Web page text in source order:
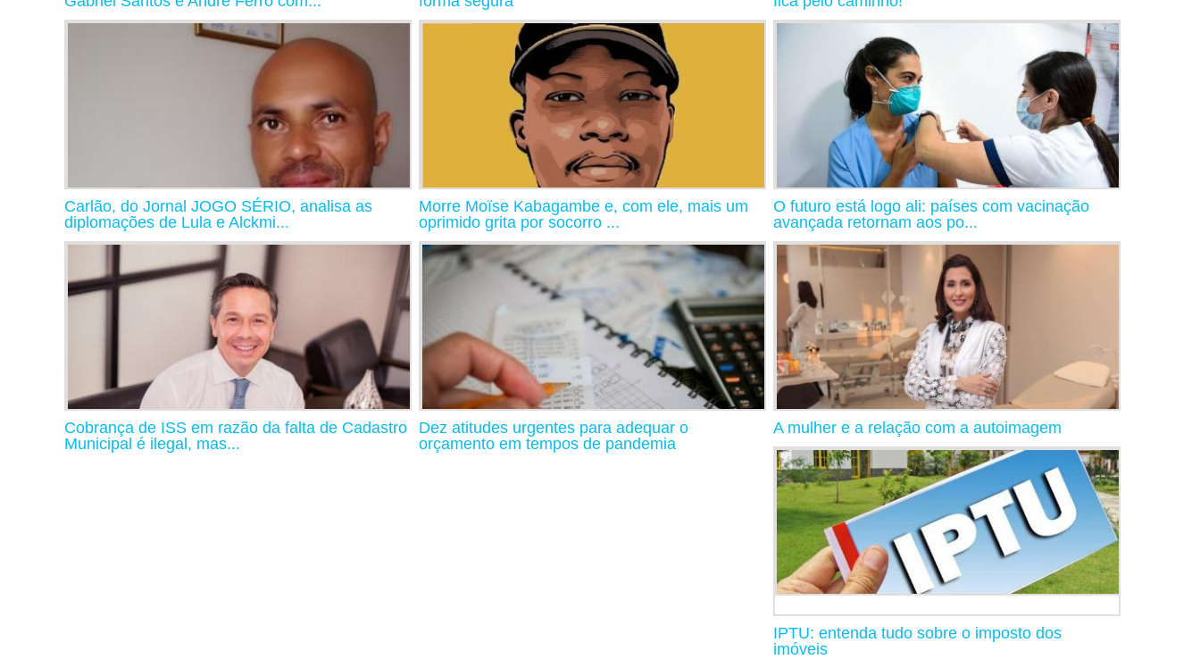
Carlão, do Jornal JOGO SÉRIO, analisa as
diplomações de Lula e Alckmi...
Morre Moïse Kabagambe e, com ele, mais um
oprimido grita por socorro ...
O futuro está logo ali: países com vacinação
avançada retornam aos po...
Cobrança de ISS em razão da falta de Cadastro
Municipal é ilegal, mas...
Dez atitudes urgentes para adequar o
orçamento em tempos de pandemia
A mulher e a relação com a autoimagem
IPTU: entenda tudo sobre o imposto dos
imóveis